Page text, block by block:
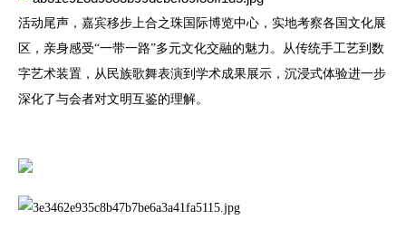
活动尾声，嘉宾移步上合之珠国际博览中心，实地考察各国文化展
区，亲身感受“一带一路”多元文化交融的魅力。从传统手工艺到数
字艺术装置，从民族歌舞表演到学术成果展示，沉浸式体验进一步
深化了与会者对文明互鉴的理解。